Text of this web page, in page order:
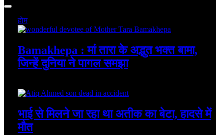
होम
Bamakhepa : मां तारा के अद्भुत भक्त बामा,
जिन्हें दुनिया ने पागल समझा
भाई से मिलने जा रहा था अतीक का बेटा, हादसे में
मौत